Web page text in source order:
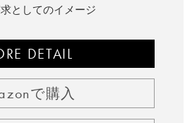
としてのイメージ
DETAIL
で購入